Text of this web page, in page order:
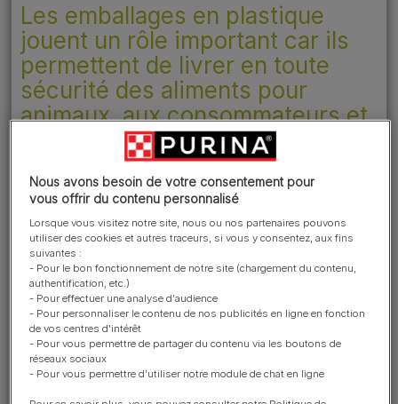
Les emballages en plastique
jouent un rôle important car ils
permettent de livrer en toute
sécurité des aliments pour
animaux aux consommateurs et
de réduire les pertes et le
gaspillage alimentaires. Ils
offrent une combinaison unique
car ils préservent la fraîcheur
des aliments tout en étant légers
et pratiques pour les
consommateurs. C’est pourquoi,
tout en continuant à œuvrer en
faveur de la réduction des
matières plastiques utilisées
dans nos emballages, nous
Nous avons besoin de votre consentement pour
vous offrir du contenu personnalisé
Lorsque vous visitez notre site, nous ou nos partenaires pouvons
utiliser des cookies et autres traceurs, si vous y consentez, aux fins
suivantes :
- Pour le bon fonctionnement de notre site (chargement du contenu,
authentification, etc.)
- Pour effectuer une analyse d'audience
- Pour personnaliser le contenu de nos publicités en ligne en fonction
de vos centres d'intérêt
- Pour vous permettre de partager du contenu via les boutons de
réseaux sociaux
- Pour vous permettre d'utiliser notre module de chat en ligne